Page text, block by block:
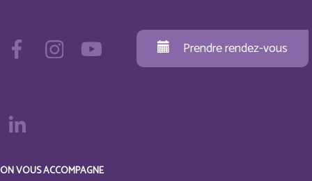
Prendre rendez-vous
ON VOUS ACCOMPAGNE